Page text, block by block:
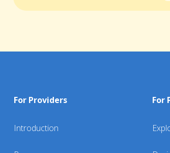
For Providers
Introduction
For